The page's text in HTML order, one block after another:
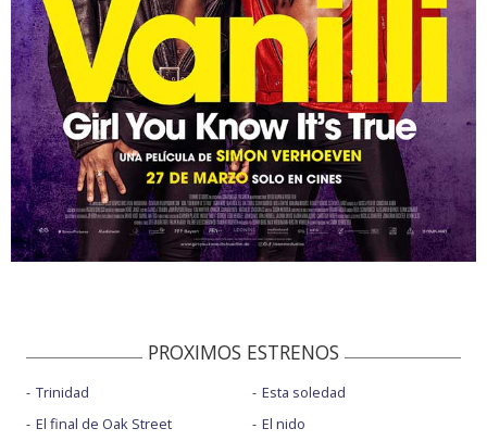
PROXIMOS ESTRENOS
Trinidad
El final de Oak Street
Esta soledad
El nido